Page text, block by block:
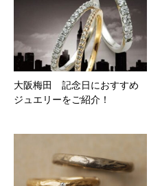
大阪梅田 記念日におすすめ
ジュエリーをご紹介！